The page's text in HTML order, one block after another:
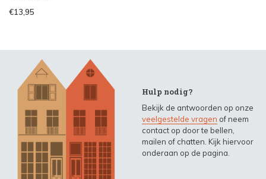
€13,95
Hulp nodig?
Bekijk de antwoorden op onze
veelgestelde vragen of neem
contact op door te bellen,
mailen of chatten. Kijk hiervoor
onderaan op de pagina.